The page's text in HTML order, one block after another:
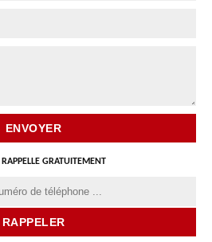
GRATUITEMENT